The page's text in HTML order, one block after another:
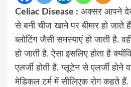
Celiac Disease : अक्सर आपने
से बनी चीज खाने पर बीमार हो जाते
ब्लोटिंग जैसी समस्याएं हो जाती है.
हो जाती है. ऐसा इसलिए होता है
एलर्जी होती है. ग्लूटेन से एलर्जी होने
मेडिकल टर्म में सीलिएक रोग कहते